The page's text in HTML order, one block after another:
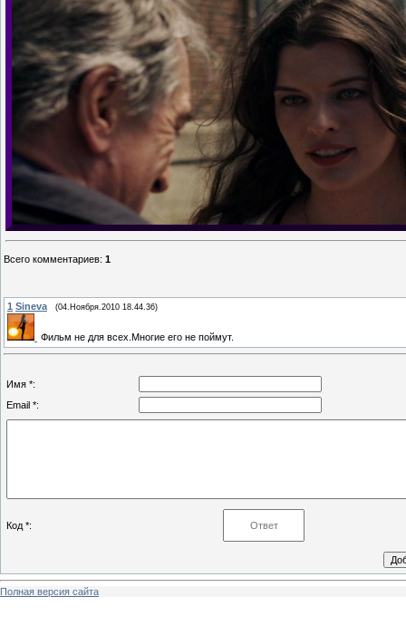
Всего комментариев: 1
1 Sineva (04.Ноября.2010 18.44.36)
Фильм не для всех.Многие его не поймут.
Имя *:
Email *:
Код *:
Полная версия сайта